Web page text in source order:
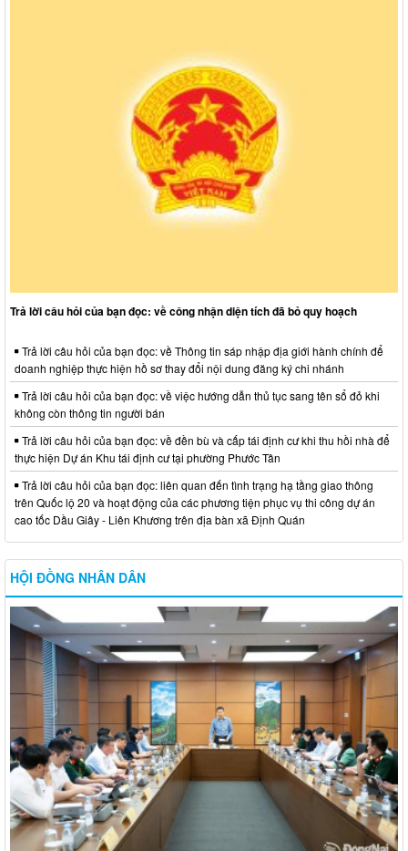
Trả lời câu hỏi của bạn đọc: về công nhận diện tích đã bỏ quy hoạch
Trả lời câu hỏi của bạn đọc: về Thông tin sáp nhập địa giới hành chính để
doanh nghiệp thực hiện hồ sơ thay đổi nội dung đăng ký chi nhánh
Trả lời câu hỏi của bạn đọc: về việc hướng dẫn thủ tục sang tên sổ đỏ khi
không còn thông tin người bán
Trả lời câu hỏi của bạn đọc: về đền bù và cấp tái định cư khi thu hồi nhà để
thực hiện Dự án Khu tái định cư tại phường Phước Tân
Trả lời câu hỏi của bạn đọc: liên quan đến tình trạng hạ tầng giao thông
trên Quốc lộ 20 và hoạt động của các phương tiện phục vụ thi công dự án
cao tốc Dầu Giây - Liên Khương trên địa bàn xã Định Quán
HỘI ĐỒNG NHÂN DÂN